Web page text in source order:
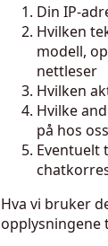
Din IP-
Hvilken
modell,
nettleser
Hvilken
Hvilke
på hos oss
Eventuelt
Hva vi bruker
opplysningene